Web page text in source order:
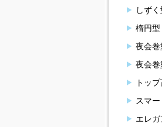
しずく
楕円型
夜会巻
夜会巻
トッ
スマー
エレ